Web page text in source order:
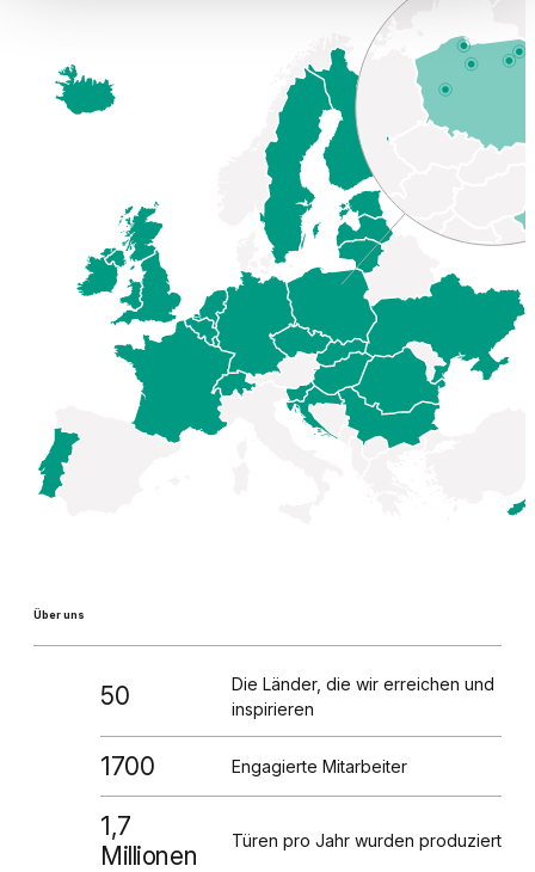
Über uns
50
Die Länder, die wir erreichen und
inspirieren
1700 Engagierte Mitarbeiter
1,7
Millionen
Türen pro Jahr wurden produziert